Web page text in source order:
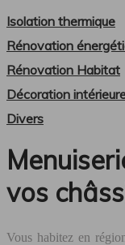
Isolation thermique
Rénovation
Rénovation Habitat
Décoration
Divers
vos
Vous habitez en